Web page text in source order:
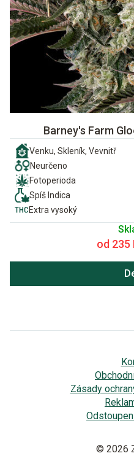
Barney's Farm
Venku, Skleník, Vevnitř
Neurčeno
Fotoperioda
Spíš Indica
Extra vysoký
od 235
Zásady
© 2026